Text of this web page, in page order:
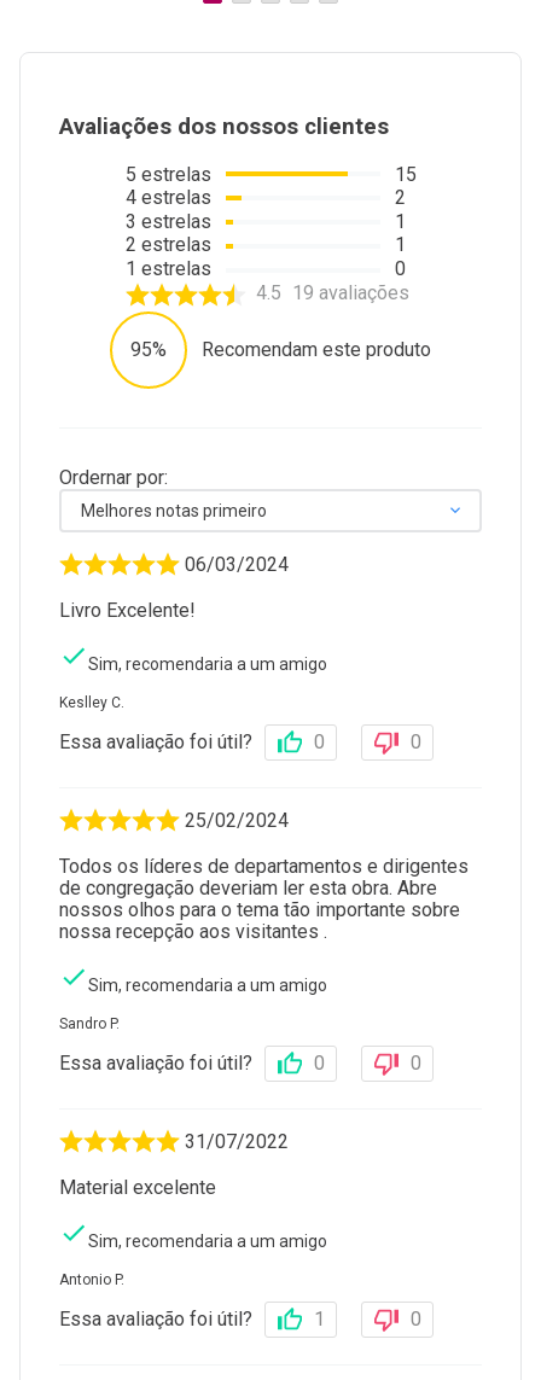
Avaliações dos nossos clientes
5 estrelas
4 estrelas
3 estrelas
2 estrelas
1 estrelas
15
2
1
1
0
4.5 19 avaliações
95% Recomendam este produto
Ordernar por:
Melhores notas primeiro
06/03/2024
Livro Excelente!
Sim, recomendaria a um amigo
Keslley C.
Essa avaliação foi útil? 0 0
25/02/2024
Todos os líderes de departamentos e dirigentes
de congregação deveriam ler esta obra. Abre
nossos olhos para o tema tão importante sobre
nossa recepção aos visitantes .
Sim, recomendaria a um amigo
Sandro P.
Essa avaliação foi útil? 0 0
31/07/2022
Material excelente
Sim, recomendaria a um amigo
Antonio P.
Essa avaliação foi útil? 1 0